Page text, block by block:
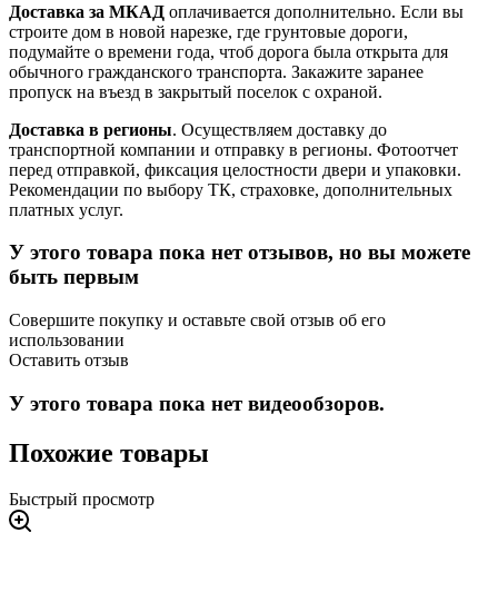
Доставка за МКАД оплачивается дополнительно. Если вы
строите дом в новой нарезке, где грунтовые дороги,
подумайте о времени года, чтоб дорога была открыта для
обычного гражданского транспорта. Закажите заранее
пропуск на въезд в закрытый поселок с охраной.
Доставка в регионы. Осуществляем доставку до
транспортной компании и отправку в регионы. Фотоотчет
перед отправкой, фиксация целостности двери и упаковки.
Рекомендации по выбору ТК, страховке, дополнительных
платных услуг.
У этого товара пока нет отзывов, но вы можете
быть первым
Совершите покупку и оставьте свой отзыв об его
использовании
Оставить отзыв
У этого товара пока нет видеообзоров.
Похожие товары
Быстрый просмотр